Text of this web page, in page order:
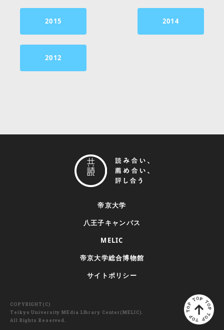
2015 2014
2012
帝京大学
八王子キャンパス
MELIC
帝京大学総合博物館
サイトポリシー
COPYRIGHT(C)
Teikyo University MEdia LIbrary Center(MELIC).
All Rights Reserved.